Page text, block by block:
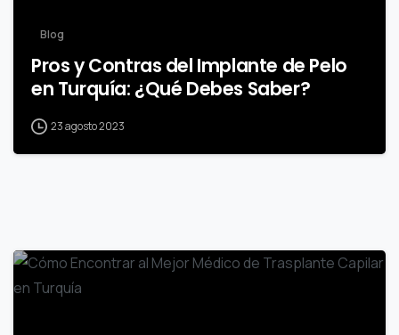
Blog
Pros y Contras del Implante de Pelo
en Turquía: ¿Qué Debes Saber?
23 agosto 2023